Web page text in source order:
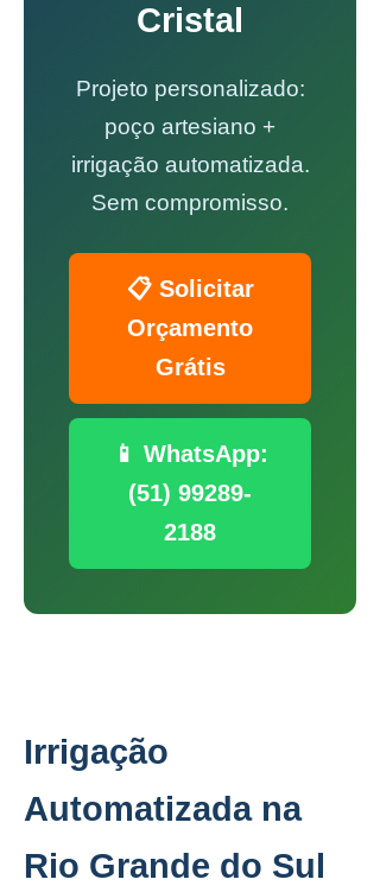
Cristal
Projeto personalizado:
poço artesiano +
irrigação automatizada.
Sem compromisso.
📋 Solicitar
Orçamento
Grátis
📱 WhatsApp:
(51) 99289-
2188
Irrigação
Automatizada na
Rio Grande do Sul